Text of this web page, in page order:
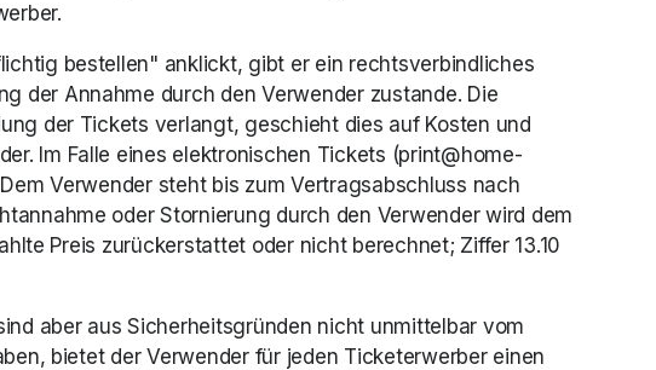
bestellen" anklickt, gibt er ein rechtsverbindliches
der Annahme durch den Verwender zustande. Die
der Tickets verlangt, geschieht dies auf Kosten und
Im Falle eines elektronischen Tickets (print@home-
Verwender steht bis zum Vertragsabschluss nach
oder Stornierung durch den Verwender wird dem
Preis zurückerstattet oder nicht berechnet; Ziffer 13.10
aber aus Sicherheitsgründen nicht unmittelbar vom
bietet der Verwender für jeden Ticketerwerber einen